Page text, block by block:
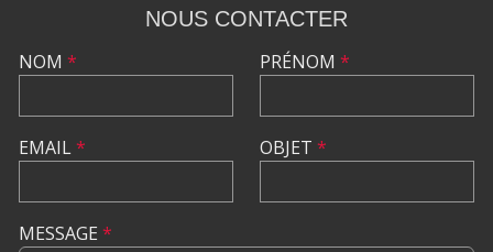
NOUS CONTACTER
NOM *
EMAIL*
PRÉNOM *
OBJET *
MESSAGE *